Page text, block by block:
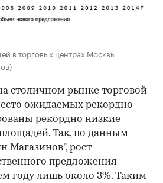
в торговых центрах Москвы
столичном рынке торговой
ожидаемых рекордно
рекордно низкие
Так, по данным
Магазинов", рост
предложения
году лишь около 3%. Таким